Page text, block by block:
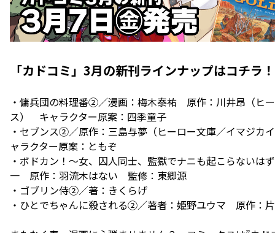
「カドコミ」3月の新刊ラインナップはコチラ！
・傭兵団の料理番②／漫画：梅木泰祐 原作：川井昂（ヒ
ス） キャラクター原案：四季童子
・セブンス②／原作：三島与夢（ヒーロー文庫／イマジ
ャラクター原案：ともぞ
・ボドカン！～女、囚人同士、監獄でナニも起こらないは
一 原作：羽流木はない 監修：東郷源
・ゴブリン侍②／著：きくらげ
・ひとでちゃんに殺される②／著者：姫野ユウマ 原作：